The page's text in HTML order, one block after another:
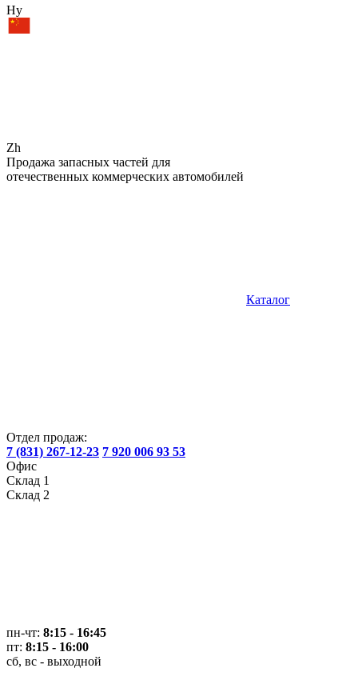
Hy
Zh
Продажа запасных частей для
отечественных коммерческих автомобилей
Каталог
Отдел продаж:
7 (831) 267-12-23 7 920 006 93 53
Офис
Склад 1
Склад 2
пн-чт: 8:15 - 16:45
пт: 8:15 - 16:00
сб, вс - выходной